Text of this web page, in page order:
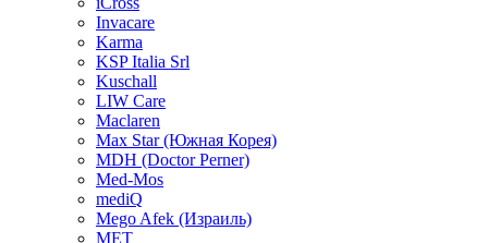
Invacare
Karma
KSP Italia Srl
Kuschall
LIW Care
Maclaren
Max Star (Южная Корея)
MDH (Doctor Perner)
Med-Mos
mediQ
Mego Afek (Израиль)
MET